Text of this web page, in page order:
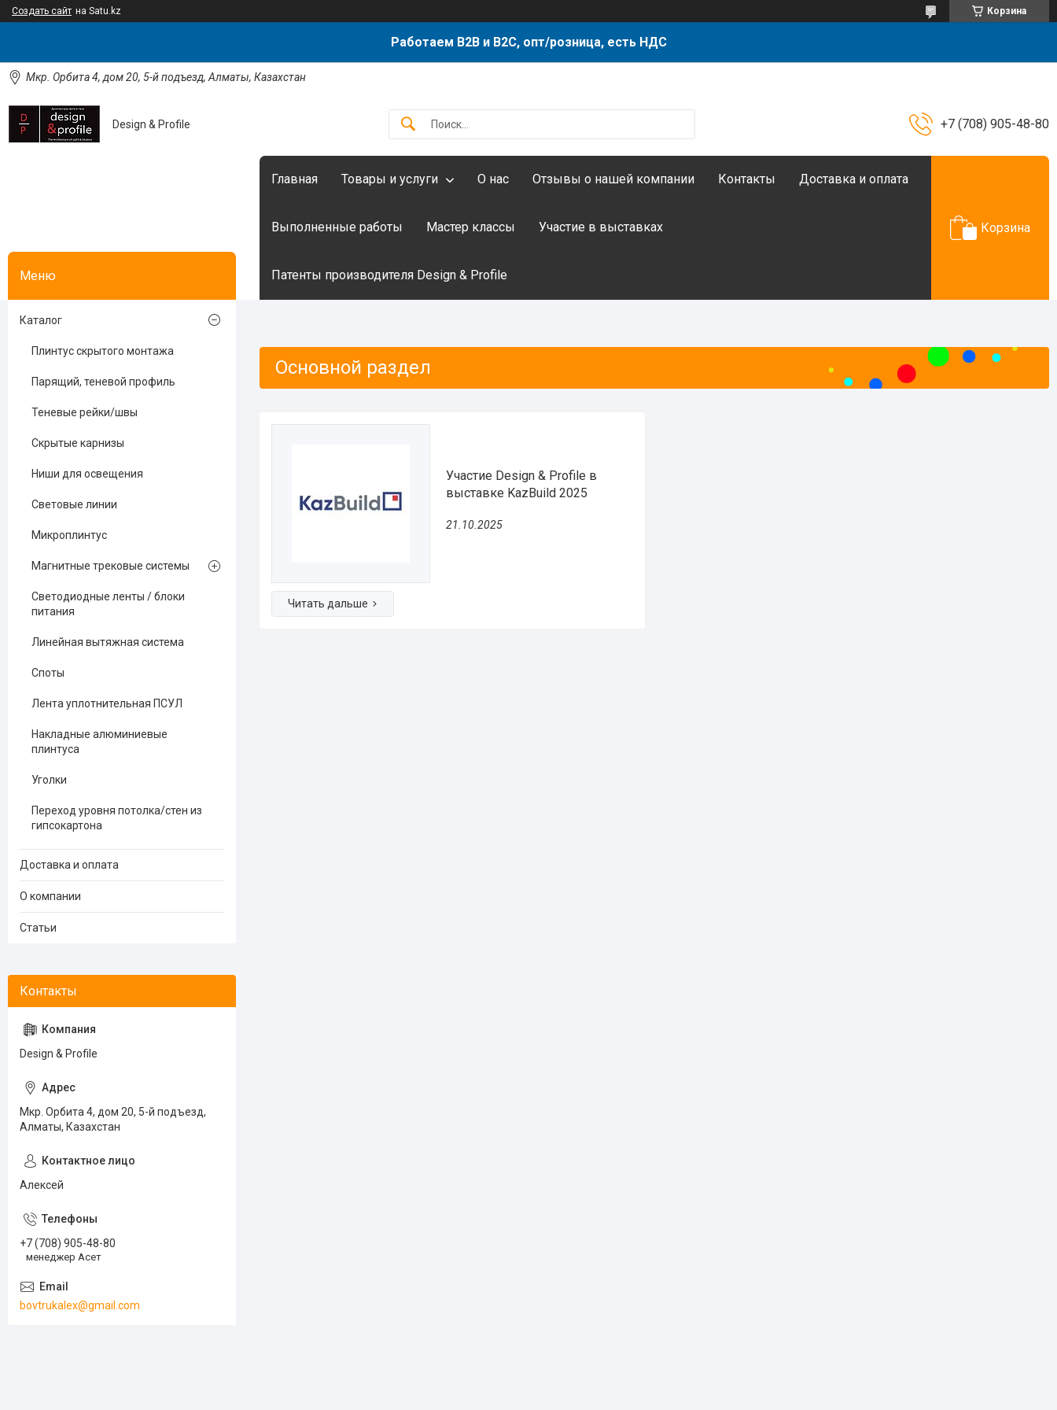
Создать сайт на Satu.kz Корзина
Работаем B2B и B2C, опт/розница, есть НДС
Мкр. Орбита 4, дом 20, 5-й подъезд, Алматы, Казахстан
Design & Profile +7 (708) 905-48-80
Главная Товары и услуги О нас Отзывы о нашей компании Контакты Доставка и оплата
Выполненные работы Мастер классы Участие в выставках
Патенты производителя Design & Profile
Корзина
Основной раздел
Участие Design & Profile в
выставке KazBuild 2025
21.10.2025
Каталог
Плинтус скрытого монтажа
Парящий, теневой профиль
Теневые рейки/швы
Скрытые карнизы
Ниши для освещения
Световые линии
Микроплинтус
Магнитные трековые системы
Светодиодные ленты / блоки
питания
Линейная вытяжная система
Споты
Лента уплотнительная ПСУЛ
Накладные алюминиевые
плинтуса
Уголки
Переход уровня потолка/стен из
гипсокартона
Доставка и оплата
О компании
Статьи
Design & Profile
Мкр. Орбита 4, дом 20, 5-й подъезд,
Алматы, Казахстан
Алексей
+7 (708) 905-48-80
менеджер Асет
bovtrukalex@gmail.com